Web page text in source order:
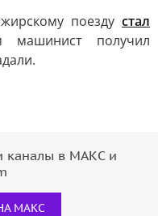
поезду стал
машинист получил
каналы в МАКС и
МАКС